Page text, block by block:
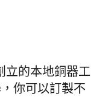
立的本地銅器工
你可以訂製不